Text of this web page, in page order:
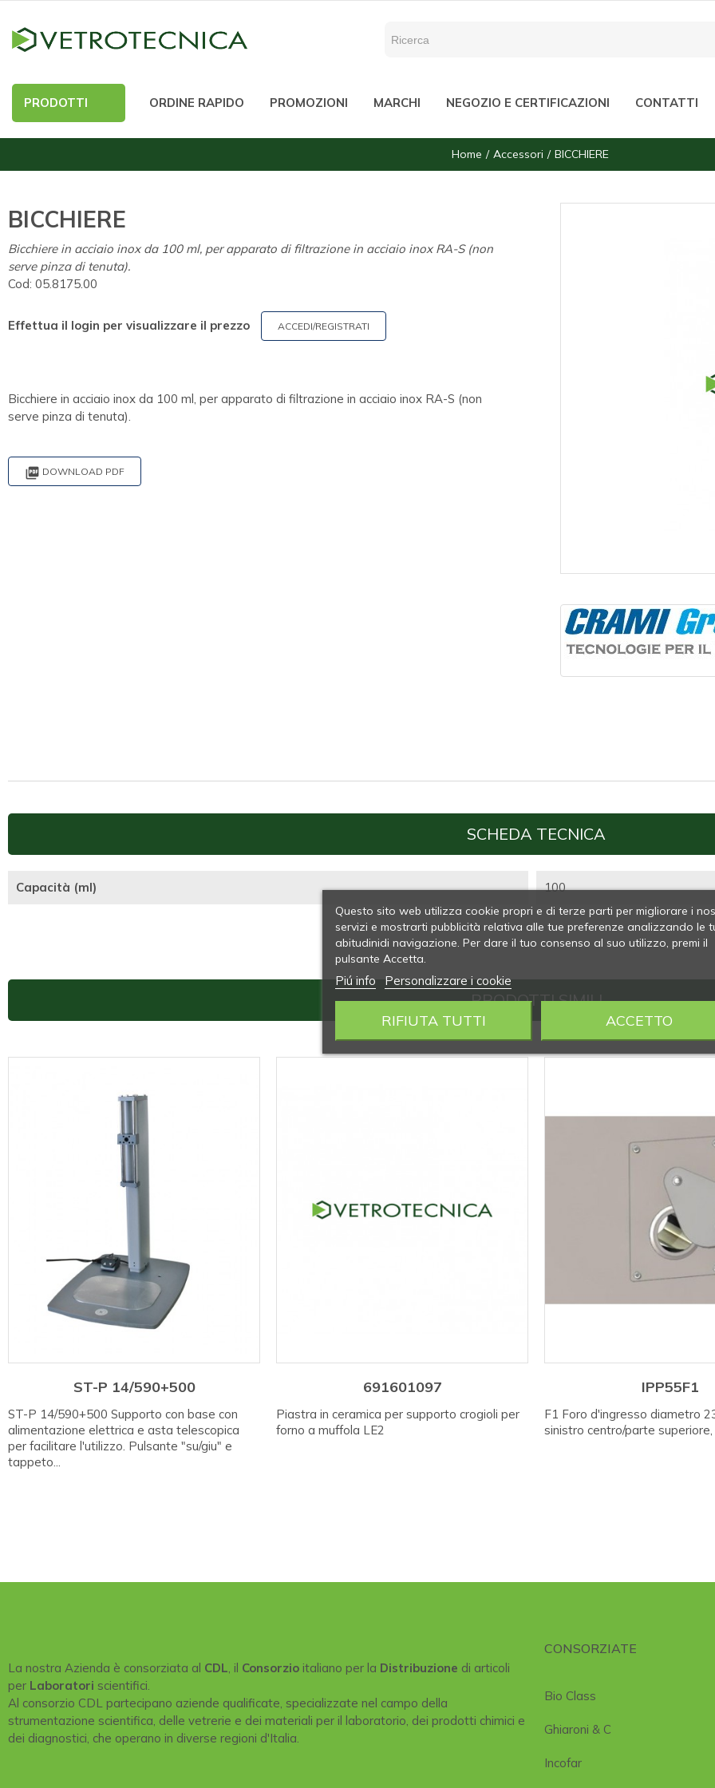
PRODOTTI ORDINE RAPIDO PROMOZIONI MARCHI NEGOZIO E CERTIFICAZIONI CONTATTI
Home Accessori BICCHIERE
BICCHIERE
Bicchiere in acciaio inox da 100 ml, per apparato di filtrazione in acciaio inox RA-S (non
serve pinza di tenuta).
Cod: 05.8175.00
Effettua il login per visualizzare il prezzo ACCEDI/REGISTRATI
Bicchiere in acciaio inox da 100 ml, per apparato di filtrazione in acciaio inox RA-S (non
serve pinza di tenuta).
 DOWNLOAD PDF
SCHEDA TECNICA
Capacità (ml) 100
PRODOTTI SIMILI
ST-P 14/590+500
ST-P 14/590+500 Supporto con base con
alimentazione elettrica e asta telescopica
per facilitare l'utilizzo. Pulsante "su/giu" e
tappeto...
691601097
Piastra in ceramica per supporto crogioli per
forno a muffola LE2
IPP55F1
F1 Foro d'ingresso diametro
sinistro centro/parte
La nostra Azienda è consorziata al CDL, il Consorzio italiano per la Distribuzione di articoli
per Laboratori scientifici.
Al consorzio CDL partecipano aziende qualificate, specializzate nel campo della
strumentazione scientifica, delle vetrerie e dei materiali per il laboratorio, dei prodotti chimici e
dei diagnostici, che operano in diverse regioni d'Italia.
CONSORZIATE
Bio Class
Ghiaroni & C
Incofar
Questo sito web utilizza cookie propri e di terze parti per migliorare i
servizi e mostrarti pubblicità relativa alle tue preferenze analizzando le
abitudinidi navigazione. Per dare il tuo consenso al suo utilizzo, premi il
pulsante Accetta.
Piú info Personalizzare i cookie
RIFIUTA TUTTI ACCETTO